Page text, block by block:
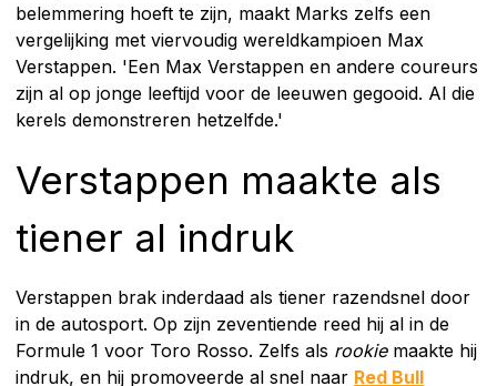
belemmering hoeft te zijn, maakt Marks zelfs een
vergelijking met viervoudig wereldkampioen Max
Verstappen. 'Een Max Verstappen en andere coureurs
zijn al op jonge leeftijd voor de leeuwen gegooid. Al die
kerels demonstreren hetzelfde.'
Verstappen maakte als
tiener al indruk
Verstappen brak inderdaad als tiener razendsnel door
in de autosport. Op zijn zeventiende reed hij al in de
Formule 1 voor Toro Rosso. Zelfs als rookie maakte hij
indruk, en hij promoveerde al snel naar Red Bull